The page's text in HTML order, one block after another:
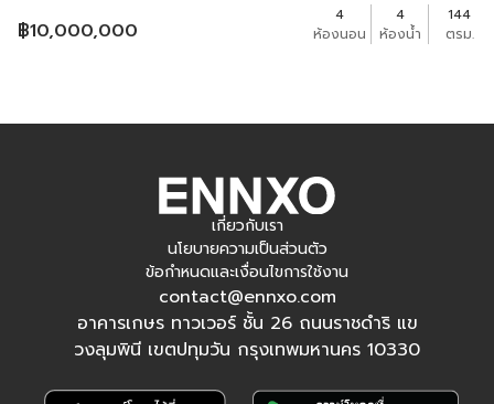
฿10,000,000
4
ห้องนอน
4
ห้องน้ำ
144
ตรม.
เกี่ยวกับเรา
นโยบายความเป็นส่วนตัว
ข้อกำหนดและเงื่อนไขการใช้งาน
contact@ennxo.com
อาคารเกษร ทาวเวอร์ ชั้น 26 ถนนราชดำริ แข
วงลุมพินี เขตปทุมวัน กรุงเทพมหานคร 10330